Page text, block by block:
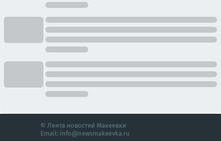
© Лента новостей Макеевки
Email: info@newsmakeevka.ru